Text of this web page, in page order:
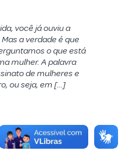
você já ouviu a
a verdade é que
o que está
mulher. A palavra
de mulheres e
ou seja, em […]